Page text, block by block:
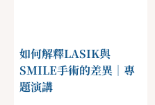
如何解釋LASIK與
SMILE手術的差異｜專
題演講